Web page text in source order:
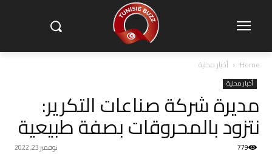
Home أخبار محلية
أخبار محلية
مديرة شركة صناعات التكرير:
نتزود بالمحروقات بصفة طبيعية‎‎
نوفمبر 23, 2022 779